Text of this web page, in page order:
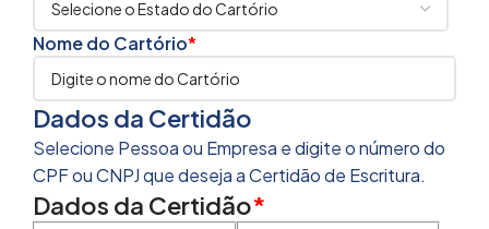
*
Nome do Cartório
Dados da Certidão
Selecione Pessoa ou Empresa e digite o número do
CPF ou CNPJ que deseja a Certidão de Escritura.
*
Dados da Certidão